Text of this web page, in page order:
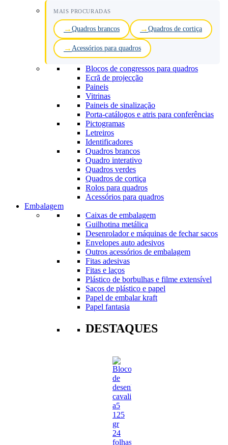
MAIS PROCURADAS
Quadros brancos Quadros de cortiça
Acessórios para quadros
Blocos de congressos para quadros
Ecrã de projecção
Paineis
Vitrinas
Paineis de sinalização
Porta-catálogos e atris para conferências
Pictogramas
Letreiros
Identificadores
Quadros brancos
Quadro interativo
Quadros verdes
Quadros de cortiça
Rolos para quadros
Acessórios para quadros
Embalagem
Caixas de embalagem
Guilhotina metálica
Desenrolador e máquinas de fechar sacos
Envelopes auto adesivos
Outros acessórios de embalagem
Fitas adesivas
Fitas e laços
Plástico de borbulhas e filme extensível
Sacos de plástico e papel
Papel de embalar kraft
Papel fantasia
DESTAQUES